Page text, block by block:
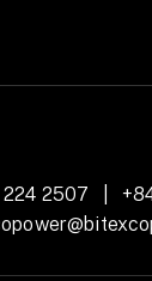
2507